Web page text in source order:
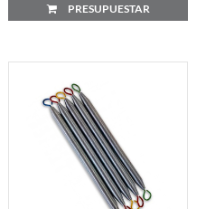
PRESUPUESTAR